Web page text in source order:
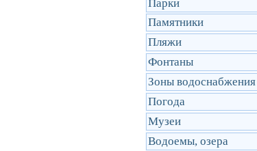
Парки
Памятники
Пляжи
Фонтаны
Зоны водоснабжения
Погода
Музеи
Водоемы, озера